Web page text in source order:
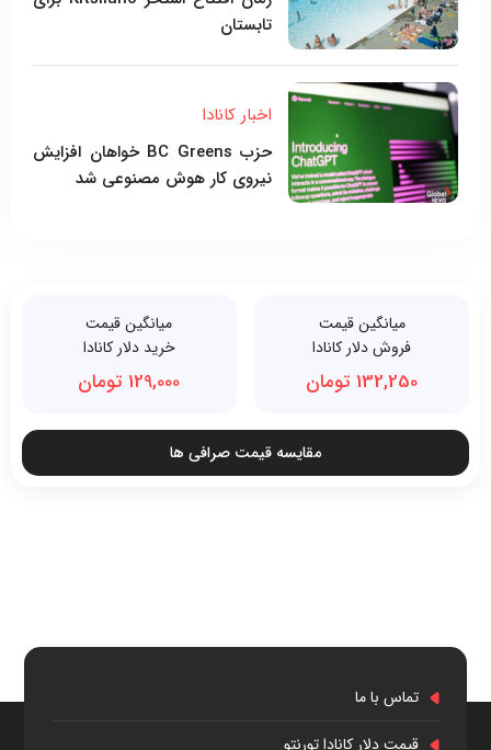
تابستان
اخبار کانادا
حزب BC Greens خواهان افزایش
نیروی کار هوش مصنوعی شد
میانگین قیمت
فروش دلار کانادا
132,250 تومان
میانگین قیمت
خرید دلار کانادا
129,000 تومان
مقایسه قیمت صرافی ها
تماس با ما
قیمت دلار کانادا تورنتو